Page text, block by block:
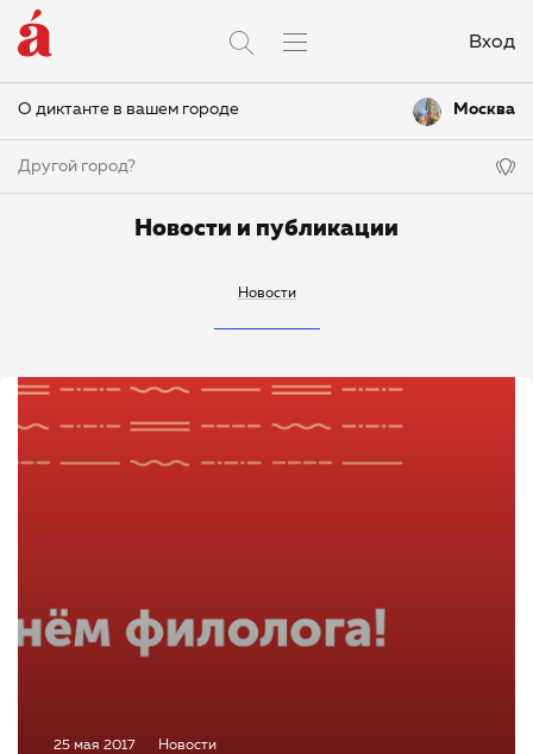
Вход
О диктанте в вашем городе Москва
Другой город?
Новости и публикации
Новости
25 мая 2017 Новости